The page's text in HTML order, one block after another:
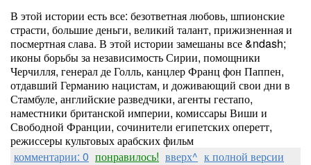
В этой истории есть все: безответная любовь, шпионские
страсти, большие деньги, великий талант, прижизненная и
посмертная слава. В этой истории замешаны все &ndash;
иконы борьбы за независимость Сирии, помощники
Черчилля, генерал де Голль, канцлер Франц фон Паппен,
отдавший Германию нацистам, и доживающий свои дни в
Стамбуле, английские разведчики, агенты гестапо,
наместники британской империи, комиссары Виши и
Свободной Франции, сочинители египетских оперетт,
режиссеры культовых арабских фильм
комментарии: 0 понравилось! вверх^ к полной версии